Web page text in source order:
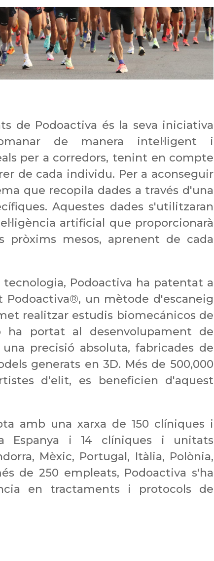
de Podoactiva és la seva iniciativa
de manera intel·ligent i
per a corredors, tenint en compte
de cada individu. Per a aconseguir
que recopila dades a través d'una
Aquestes dades s'utilitzaran
artificial que proporcionarà
pròxims mesos, aprenent de cada
Podoactiva ha patentat a
Podoactiva®, un mètode d'escaneig
realitzar estudis biomecánicos de
portat al desenvolupament de
precisió absoluta, fabricades de
generats en 3D. Més de 500,000
d'elit, es beneficien d'aquest
amb una xarxa de 150 clíniques i
Espanya i 14 clíniques i unitats
Mèxic, Portugal, Itàlia, Polònia,
de 250 empleats, Podoactiva s'ha
en tractaments i protocols de